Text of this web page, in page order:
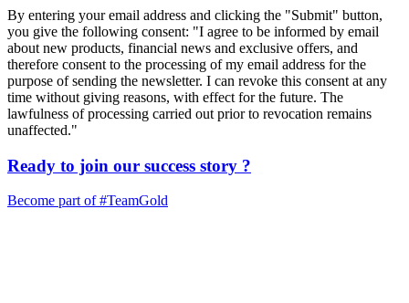
By entering your email address and clicking the "Submit" button,
you give the following consent: "I agree to be informed by email
about new products, financial news and exclusive offers, and
therefore consent to the processing of my email address for the
purpose of sending the newsletter. I can revoke this consent at any
time without giving reasons, with effect for the future. The
lawfulness of processing carried out prior to revocation remains
unaffected."
Ready to join our success story ?
Become part of#TeamGold